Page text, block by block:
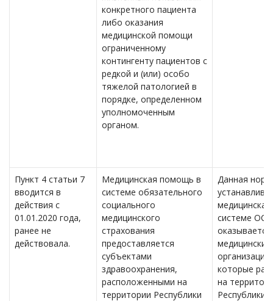
конкретного пациента
либо оказания
медицинской помощи
ограниченному
контингенту пациентов с
редкой и (или) особо
тяжелой патологией в
порядке, определенном
уполномоченным
органом.
Пункт 4 статьи 7
вводится в
действия с
01.01.2020 года,
ранее не
действовала.
Медицинская помощь в
системе обязательного
социального
медицинского
страхования
предоставляется
субъектами
здравоохранения,
расположенными на
территории Республики
Данная
системе
которые
на
Республики